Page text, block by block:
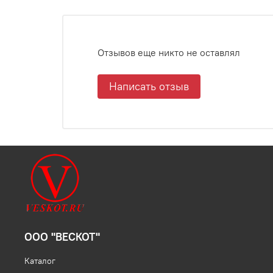
Отзывов еще никто не оставлял
Написать отзыв
ООО "ВЕСКОТ"
Каталог